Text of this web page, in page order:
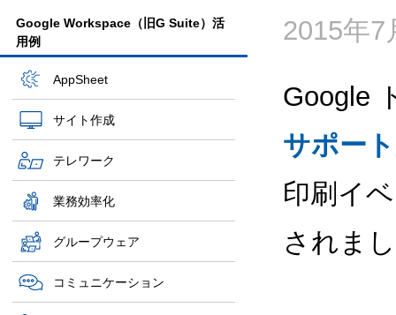
Google Workspace（旧G Suite）活
用例
AppSheet
サイト作成
テレワーク
業務効率化
グループウェア
コミュニケーション
2015年7
Google
サポー
印刷イ
されま